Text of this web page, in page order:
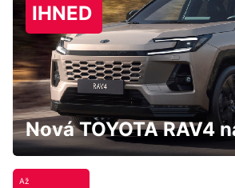
IHNED
Nová TOYOTA RAV4
Až